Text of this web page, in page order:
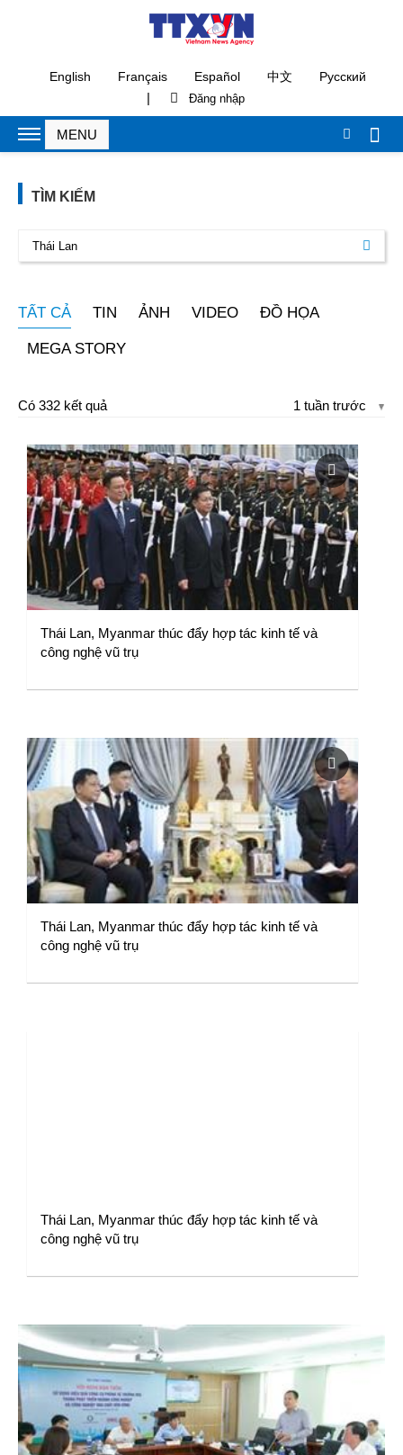
English Français Español 中文 Русский
|
TÌM KIẾM
TẤT CẢ TIN ẢNH VIDEO ĐỒ HỌA
MEGA STORY
Có 332 kết quả 1 tuần trước
Thái Lan, Myanmar thúc đẩy hợp tác kinh tế và
công nghệ vũ trụ
Thái Lan, Myanmar thúc đẩy hợp tác kinh tế và
công nghệ vũ trụ
Thái Lan, Myanmar thúc đẩy hợp tác kinh tế và
công nghệ vũ trụ